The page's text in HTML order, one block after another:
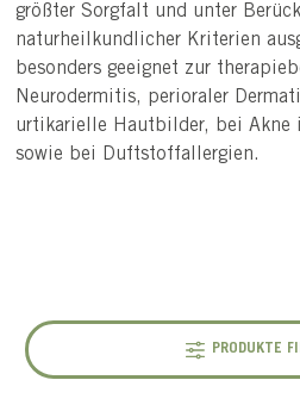
größter Sorgfalt und unter
naturheilkundlicher Kriterien
besonders geeignet zur
Neurodermitis, perioraler
urtikarielle Hautbilder, bei Akne
sowie bei Duftstoffallergien.
PRODUKTE